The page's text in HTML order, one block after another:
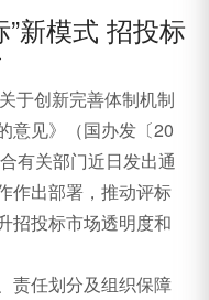
新模式 招投标
于创新完善体制机制
意见》（国办发〔20
有关部门近日发出通
作出部署，推动评标
招投标市场透明度和
责任划分及组织保障